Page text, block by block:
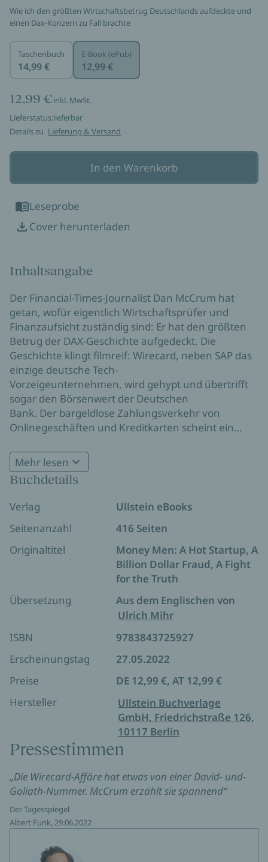
Wie ich den größten Wirtschaftsbetrug Deutschlands aufdeckte und
einen Dax-Konzern zu Fall brachte
Taschenbuch
14,99 €
E-Book (ePub)
12,99 €
12,99 €inkl. MwSt.
Lieferstatus:lieferbar
Details zu Lieferung & Versand
In den Warenkorb
Leseprobe
Cover herunterladen
Inhaltsangabe
Der Financial-Times-Journalist Dan McCrum hat
getan, wofür eigentlich Wirtschaftsprüfer und
Finanzaufsicht zuständig sind: Er hat den größten
Betrug der DAX-Geschichte aufgedeckt. Die
Geschichte klingt filmreif: Wirecard, neben SAP das
einzige deutsche Tech-
Vorzeigeunternehmen, wird gehypt und übertrifft
sogar den Börsenwert der Deutschen
Bank. Der bargeldlose Zahlungsverkehr von
Onlinegeschäften und Kreditkarten scheint ein
eröffnet weitere Möglichkeiten.
Aufgrund der kritischen Berichterstattung von Dan
McCrum erstattet die deutschen BaFin, wegen des
Verdachts auf Aktienmanipulation, Anzeige gegen
Wirtschaftsprüfungsgesellschaft Ernst & Young
feststellt, dass fast zwei Milliarden Euro auf
existieren, stürzt die Aktie des Konzerns innerhalb
von wenigen Tagen von € 104 auf € 1,28. In
kürzester Zeit verbrennen im zweitgrößten
Kursrutsch der DAX-Geschichte Milliarden Euro,
Tausende von Anlegern verlieren ihr Geld.
Wirecard-Chef Markus Braun muss in
Untersuchungshaft, sein Vorstandskollege Jan
Marsalek flüchtet,. Der Bundestag setzt einen
Untersuchungsausschuss ein, in dem auch Dan
McCrum gehört wird. BaFin-Chef Felix Hufeld muss
gehen, auch Hubert Barth, Deutschland-Chef von
Ernst & Young, verliert seinen Posten.
Dan McCrum erhält diverse Journalistenpreise, aber
die Sache ist für ihn noch nicht zu Ende. Er
recherchiert weiter.
Sein Buch erzählt die rasante und filmreife Story
von Mitwissern und Helfern, Geheimagenten und
Kriminellen aus seiner ganz außergewöhnlichen
Geschichte.
Mehr lesen
Buchdetails
Verlag
Ullstein eBooks
Seitenanzahl
416 Seiten
Originaltitel
Money Men: A Hot Startup, A
Billion Dollar Fraud, A Fight
for the Truth
Übersetzung
Aus dem Englischen von
Ulrich Mihr
ISBN
9783843725927
Erscheinungstag
27.05.2022
Preise
DE 12,99 €, AT 12,99 €
Hersteller
Ullstein Buchverlage
GmbH, Friedrichstraße 126,
10117 Berlin
Pressestimmen
„Die Wirecard-Affäre hat etwas von einer David- und-
Goliath-Nummer. McCrum erzählt sie spannend“
Der Tagesspiegel
Albert Funk, 29.06.2022